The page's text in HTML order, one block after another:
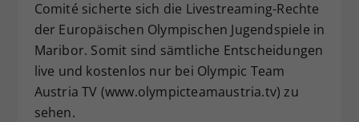
Comité sicherte sich die Livestreaming-Rechte
der Europäischen Olympischen Jugendspiele in
Maribor. Somit sind sämtliche Entscheidungen
live und kostenlos nur bei Olympic Team
Austria TV (www.olympicteamaustria.tv) zu
sehen.